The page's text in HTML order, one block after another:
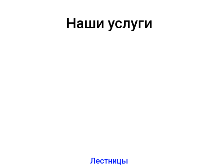
Наши услуги
Лестницы